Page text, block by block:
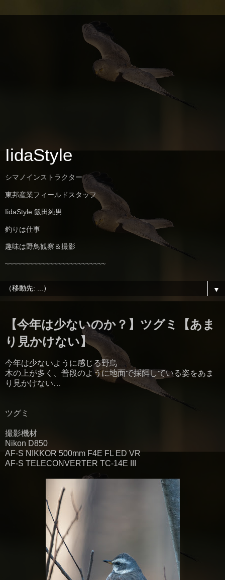
IidaStyle
シマノインストラクター
東邦産業フィールドスタッフ
IidaStyle 飯田純男
釣りは仕事
趣味は野鳥観察＆撮影
~~~~~~~~~~~~~~~~~~~~~~~~~
▼
【今年は少ないのか？】ツグミ【あま
り見かけない】
今年は少ないように感じる野鳥
木の上が多く、普段のように地面で採餌している姿をあま
り見かけない…
ツグミ
撮影機材
Nikon D850
AF-S NIKKOR 500mm F4E FL ED VR
AF-S TELECONVERTER TC-14E III